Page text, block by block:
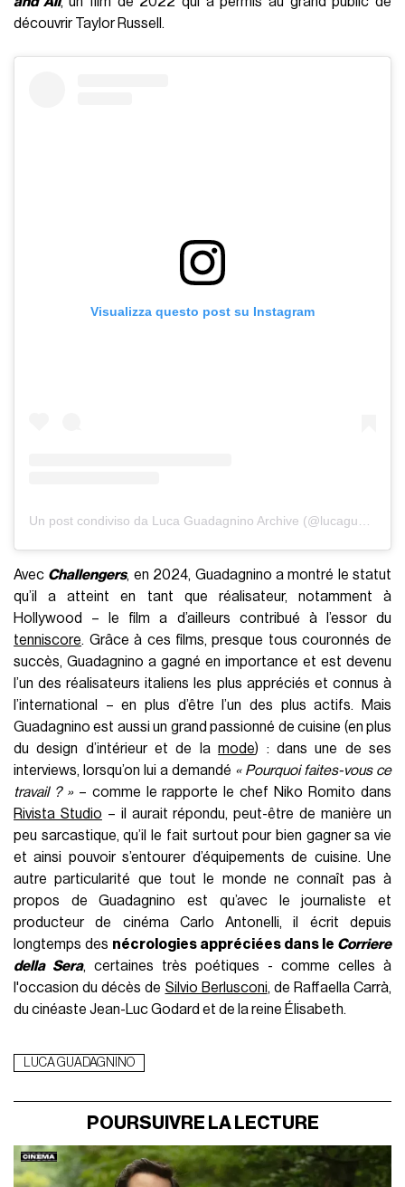
découvrir Taylor Russell.
Visualizza questo post su Instagram
Avec Challengers, en 2024, Guadagnino a montré le statut
qu’il a atteint en tant que réalisateur, notamment à
Hollywood – le film a d’ailleurs contribué à l’essor du
tenniscore. Grâce à ces films, presque tous couronnés de
succès, Guadagnino a gagné en importance et est devenu
l’un des réalisateurs italiens les plus appréciés et connus à
l’international – en plus d’être l’un des plus actifs. Mais
Guadagnino est aussi un grand passionné de cuisine (en plus
du design d’intérieur et de lamode) : dans une de ses
interviews, lorsqu’on lui a demandé « Pourquoi faites-vous ce
travail ? »– comme le rapporte le chef Niko Romito dans
Rivista Studio – il aurait répondu, peut-être de manière un
peu sarcastique, qu’il le fait surtout pour bien gagner sa vie
et ainsi pouvoir s’entourer d’équipements de cuisine. Une
autre particularité que tout le monde ne connaît pas à
propos de Guadagnino est qu’avec le journaliste et
producteur de cinéma Carlo Antonelli, il écrit depuis
longtemps des nécrologies appréciées dans le Corriere
della Sera, certaines très poétiques - comme celles à
l'occasion du décès de Silvio Berlusconi, de Raffaella Carrà,
du cinéaste Jean-Luc Godard et de la reine Élisabeth.
LUCA GUADAGNINO
POURSUIVRE LA LECTURE